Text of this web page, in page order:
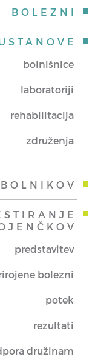
BOLEZNI
bolnišnice
laboratoriji
rehabilitacija
združenja
predstavitev
bolezni
potek
rezultati
družinam